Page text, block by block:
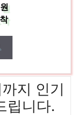
지 인기
립니다.